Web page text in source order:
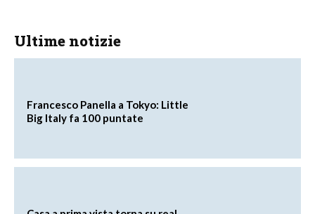
Ultime notizie
Francesco Panella a Tokyo: Little
Big Italy fa 100 puntate